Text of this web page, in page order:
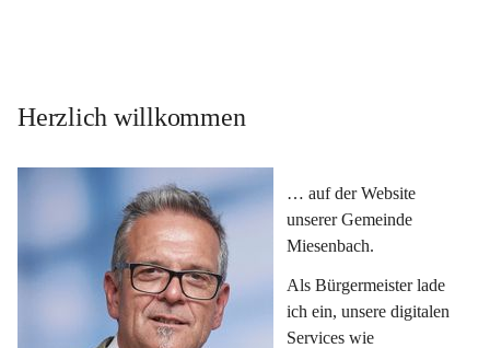
Herzlich willkommen
… auf der Website
unserer Gemeinde
Miesenbach.
Als Bürgermeister lade
ich ein, unsere digitalen
Services wie